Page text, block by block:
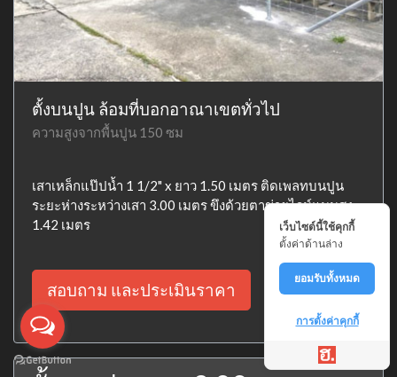
ตั้งบนปูน ล้อมที่บอกอาณาเขตทั่วไป
ความสูงจากพื้นปูน 150 ซม
เสาเหล็กแป๊ปน้ำ 1 1/2" x ยาว 1.50 เมตร ติดเพลทบนปูน
ระยะห่างระหว่างเสา 3.00 เมตร ขึงด้วยตาข่ายไวน์แมนสูง
1.42 เมตร
สอบถาม และประเมินราคา
เว็บไซต์นี้ใช้คุกกี้
ตั้งค่าด้านล่าง
ยอมรับทั้งหมด
การตั้งค่าคุกกี้